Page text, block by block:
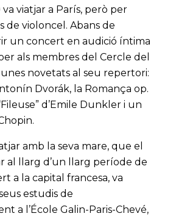
viatjar a París, però per
de violoncel. Abans de
un concert en audició íntima
als membres del Cercle del
novetats al seu repertori:
Dvorák, la Romança op.
d’Emile Dunkler i un
amb la seva mare, que el
al llarg d’un llarg període de
a la capital francesa, va
estudis de
a l’École Galin-Paris-Chevé,